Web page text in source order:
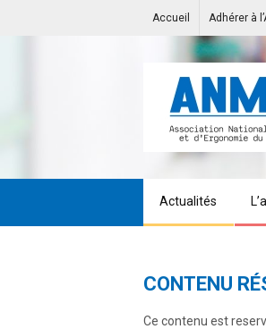
Accueil Adhérer à
Actualités
CONTENU
Ce contenu est